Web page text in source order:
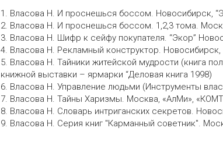
1. Власова Н. И проснешься боссом. Новосибирск,
2. Власова Н. И проснешься боссом. 1,2,3 тома.
3. Власова Н. Шифр к сейфу покупателя. “Экор”
4. Власова Н. Рекламный конструктор.
5. Власова Н. Тайники житейской мудрости (книга
книжной выставки – ярмарки “Деловая книга 1998)
6. Власова Н. Управление людьми (Инструменты
7. Власова Н. Тайны Харизмы. Москва, «АлМи»,
8. Власова Н. Словарь интриганских секретов.
9. Власова Н. Серия книг "Карманный советник".